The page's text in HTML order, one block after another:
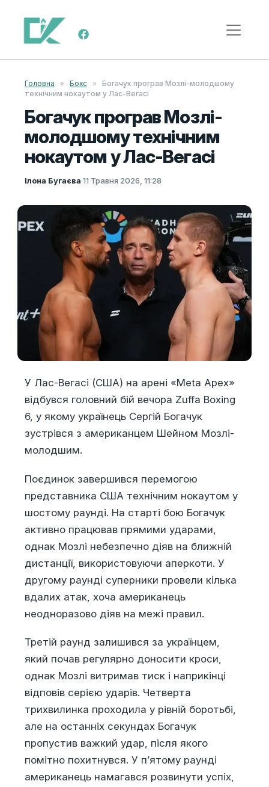
Skip to content
Main Navigation
Головна » Бокс »
Богачук програв Мозлі-молодшому
технічним нокаутом у Лас-Вегасі
Богачук програв Мозлі-
молодшому технічним
нокаутом у Лас-Вегасі
Ілона Бугаєва·11 Травня 2026, 11:28
У Лас-Вегасі (США) на арені «Meta Apex»
відбувся головний бій вечора Zuffa Boxing
6, у якому українець Сергій Богачук
зустрівся з американцем Шейном Мозлі-
молодшим.
Поєдинок завершився перемогою
представника США технічним нокаутом у
шостому раунді. На старті бою Богачук
активно працював прямими ударами,
однак Мозлі небезпечно діяв на ближній
дистанції, використовуючи аперкоти. У
другому раунді суперники провели кілька
вдалих атак, хоча американець
неодноразово діяв на межі правил.
Третій раунд залишився за українцем,
який почав регулярно доносити кроси,
однак Мозлі витримав тиск і наприкінці
відповів серією ударів. Четверта
трихвилинка проходила у рівній боротьбі,
але на останніх секундах Богачук
пропустив важкий удар, після якого
помітно похитнувся. У п’ятому раунді
американець намагався розвинути успіх,